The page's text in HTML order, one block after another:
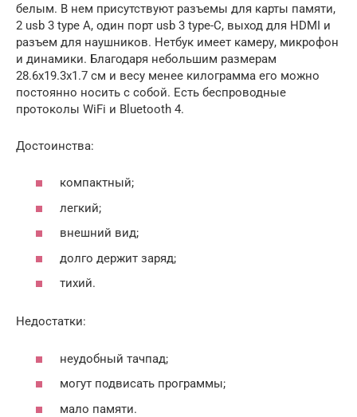
белым. В нем присутствуют разъемы для карты памяти,
2 usb 3 type A, один порт usb 3 type-C, выход для HDMI и
разъем для наушников. Нетбук имеет камеру, микрофон
и динамики. Благодаря небольшим размерам
28.6х19.3х1.7 см и весу менее килограмма его можно
постоянно носить с собой. Есть беспроводные
протоколы WiFi и Bluetooth 4.
Достоинства:
компактный;
легкий;
внешний вид;
долго держит заряд;
тихий.
Недостатки:
неудобный тачпад;
могут подвисать программы;
мало памяти.